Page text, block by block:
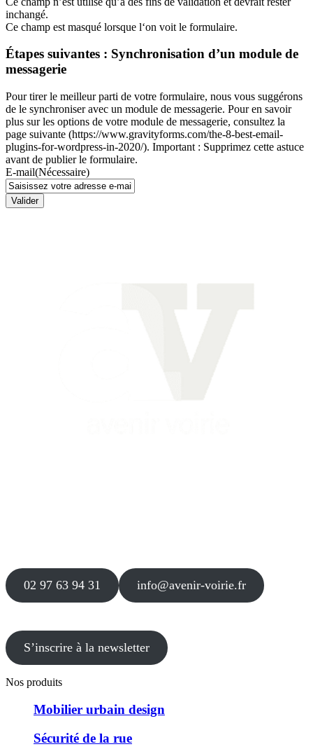
inchangé.
Ce champ est masqué lorsque l‘on voit le formulaire.
Étapes suivantes : Synchronisation d’un module de
messagerie
Pour tirer le meilleur parti de votre formulaire, nous vous suggérons
de le synchroniser avec un module de messagerie. Pour en savoir
plus sur les options de votre module de messagerie, consultez la
page suivante (https://www.gravityforms.com/the-8-best-email-
plugins-for-wordpress-in-2020/). Important : Supprimez cette astuce
avant de publier le formulaire.
E-mail(Nécessaire)
Valider
02 97 63 94 31 info@avenir-voirie.fr
S’inscrire à la newsletter
Nos produits
Mobilier urbain design
Sécurité de la rue